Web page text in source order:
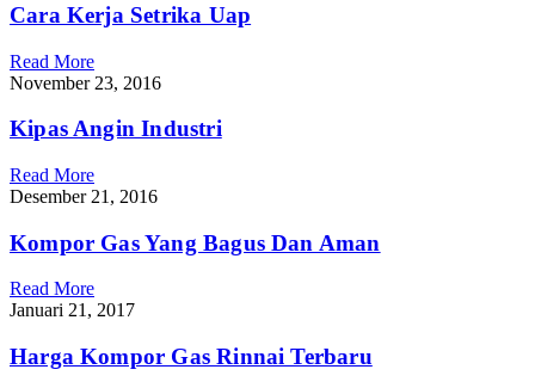
Cara Kerja Setrika Uap
Read More
November 23, 2016
Kipas Angin Industri
Read More
Desember 21, 2016
Kompor Gas Yang Bagus Dan Aman
Read More
Januari 21, 2017
Harga Kompor Gas Rinnai Terbaru